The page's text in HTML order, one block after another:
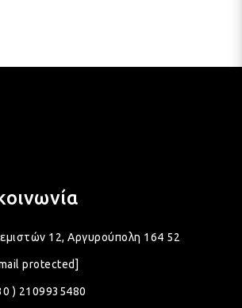
12, Αργυρούπολη 164 52
protected]
) 2109935480